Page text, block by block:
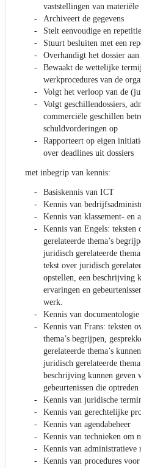
vaststellingen van materiële
Archiveert de gegevens
Stelt eenvoudige en
Stuurt besluiten met een
Overhandigt het dossier
Bewaakt de wettelijke
werkprocedures van de
Volgt het verloop van de
Volgt geschillendossiers,
commerciële geschillen
schuldvorderingen op
Rapporteert op eigen
over deadlines uit dossiers
met inbegrip van kennis:
Basiskennis van ICT
Kennis van
Kennis van klassement- en
Kennis van Engels: teksten
gerelateerde thema’s
juridisch gerelateerde
tekst over juridisch
opstellen, een beschrijving
ervaringen en
werk.
Kennis van documentologie
Kennis van Frans: teksten
thema’s begrijpen,
gerelateerde thema’s
juridisch gerelateerde
beschrijving kunnen geven
gebeurtenissen die
Kennis van juridische
Kennis van gerechtelijke
Kennis van agendabeheer
Kennis van technieken om
Kennis van administratieve
Kennis van procedures